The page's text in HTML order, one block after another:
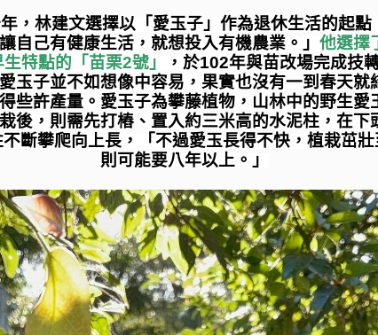
，林建文選擇以「愛玉子」作為退休生活的起
自己有健康生活，就想投入有機農業。」 他選擇
特點的「苗栗2號」 ，於102年與苗改場完成技
玉子並不如想像中容易，果實也沒有一到春天就
些許產量。愛玉子為攀藤植物，山林中的野生愛
後，則需先打樁、置入約三米高的水泥柱，在下
斷攀爬向上長，「不過愛玉長得不快，植栽茁
則可能要八年以上。」